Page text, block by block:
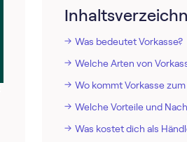
Was bedeutet Vorkasse?
Welche Arten von
Wo kommt Vorkasse zum
Welche Vorteile und
Was kostet dich als